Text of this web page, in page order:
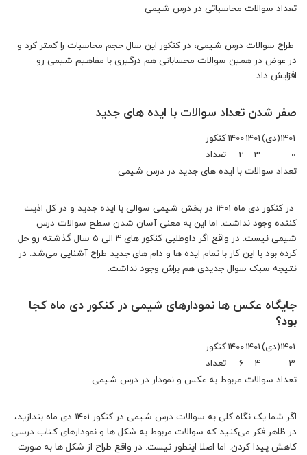
تعداد سوالات محاسباتی در درس شیمی
طراح سوالات درس شیمی، در کنکور این سال حجم محاسبات را کمتر کرد و
در عوض در همین سوالات محساباتی هم درگیری با مفاهیم شیمی رو
افزایش داد.
صفر شدن تعداد سوالات با ایده های جدید
1401(دی) 1401
1400کنکور
0
3
2
تعداد
تعداد سوالات با ایده های جدید در درس شیمی
در کنکور دی ماه 1401 در بخش شیمی سوالی با ایده جدید و در کل اذیت
کننده وجود نداشت. اما این به معنی آسان شدن سطح سوالات درس
شیمی نیست. در واقع اگر داوطلبی کنکور های 4 الی 5 سال گذشته رو حل
کرده بود با این کار با تمام ایده ها و دام های جدید طراح آشنایی می‌شد. در
نتیجه سبک سوال جدیدی هم براش وجود نداشت.
جایگاه عکس ها نمودارهای شیمی در کنکور دی ماه کجا
بود؟
1401(دی) 1401
1400کنکور
3
4
6
تعداد
تعداد سوالات مربوط به عکس و نمودار در درس شیمی
اگر شما یک نگاه کلی به سوالات درس شیمی در کنکور 1401 دی ماه بندازید،
در ظاهر فکر می‌کنید که سوالات مربوط به شکل ها و نمودارهای کتاب درسی
کاهش پیدا کردن. اما اصلا اینطور نیست. در واقع طراح از شکل ها به صورت